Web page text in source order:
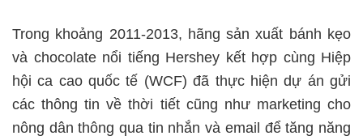
Trong khoảng 2011-2013, hãng sản xuất bánh kẹo
và chocolate nổi tiếng Hershey kết hợp cùng Hiệp
hội ca cao quốc tế (WCF) đã thực hiện dự án gửi
các thông tin về thời tiết cũng như marketing cho
nông dân thông qua tin nhắn và email để tăng năng